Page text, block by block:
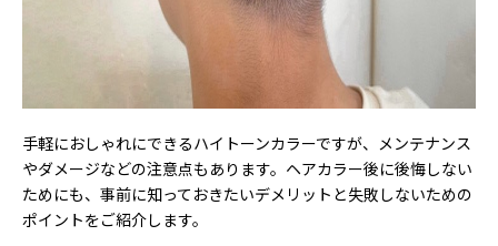
手軽におしゃれにできるハイトーンカラーですが、メンテナンス
やダメージなどの注意点もあります。ヘアカラー後に後悔しない
ためにも、事前に知っておきたいデメリットと失敗しないための
ポイントをご紹介します。